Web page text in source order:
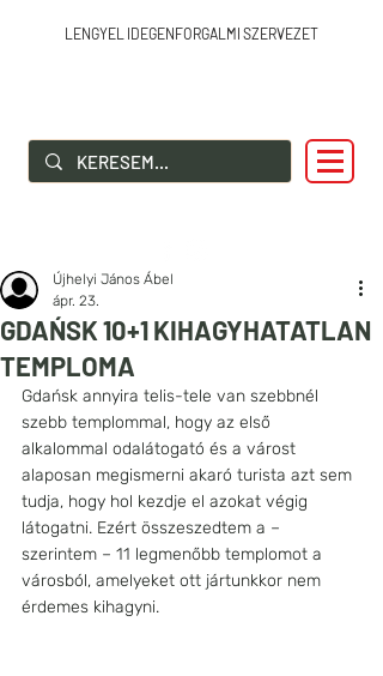
LENGYEL IDEGENFORGALMI SZERVEZET
SZIA LENGYELORSZÁG!
GDAŃSK 10+1 KIHAGYHATATLAN
TEMPLOMA
Újhelyi János Ábel
ápr. 23.
Gdańsk annyira telis-tele van szebbnél
szebb templommal, hogy az első
alkalommal odalátogató és a várost
alaposan megismerni akaró turista azt sem
tudja, hogy hol kezdje el azokat végig
látogatni. Ezért összeszedtem a –
szerintem – 11 legmenőbb templomot a
városból, amelyeket ott jártunkkor nem
érdemes kihagyni.